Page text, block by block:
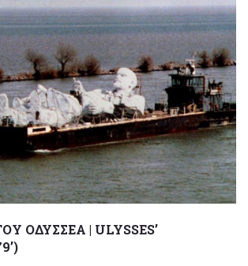
ΟΔΥΣΣΕΑ | ULYSSES’